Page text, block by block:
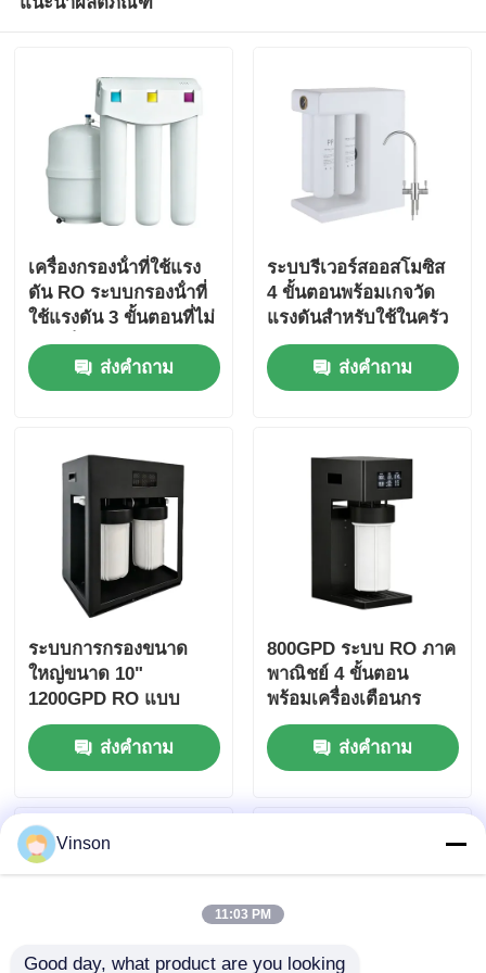
เครื่องกรองน้ําที่ใช้แรง
ดัน RO ระบบกรองน้ําที่
ใช้แรงดัน 3 ขั้นตอนที่ไม่
ใช้อิเล็กทริก
ส่งคำถาม
ระบบรีเวอร์สออสโมซิส
4 ขั้นตอนพร้อมเกจวัด
แรงดันสำหรับใช้ในครัว
เรือนและเชิงพาณิชย์
ขนาดเล็กส่งคำถาม
ระบบการกรองขนาด
ใหญ่ขนาด 10"
1200GPD RO แบบ
พาณิชย์ พร้อมเตือนกร
องสําหรับการใช้งาน
พาณิชย์และครัวเรือน
ส่งคำถาม
800GPD ระบบ RO ภาค
พาณิชย์ 4 ขั้นตอน
พร้อมเครื่องเตือนกร
องสําหรับใช้งานในบ้าน
และสํานักงานส่งคำถาม
Vinson
11:03 PM
Good day, what product are you looking